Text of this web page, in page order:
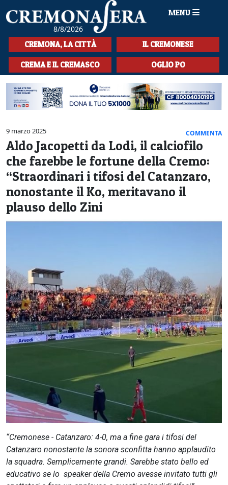
8/8/2026
MENU
HOME
CRONACA
SPORT
LA MUSICA
CULTURA
LA STORIA
SPETTACOLI
L'EDITORIALE
SEZIONI
CREMONA, LA CITTÀ IL CREMONESE
CREMA E IL CREMASCO OGLIO PO
9 marzo 2025 COMMENTA
Aldo Jacopetti da Lodi, il calciofilo
che farebbe le fortune della Cremo:
“Straordinari i tifosi del Catanzaro,
nonostante il Ko, meritavano il
plauso dello Zini
“Cremonese - Catanzaro: 4-0, ma a fine gara i tifosi del
Catanzaro nonostante la sonora sconfitta hanno applaudito
la squadra. Semplicemente grandi. Sarebbe stato bello ed
educativo se lo speaker della Cremo avesse invitato tutti gli